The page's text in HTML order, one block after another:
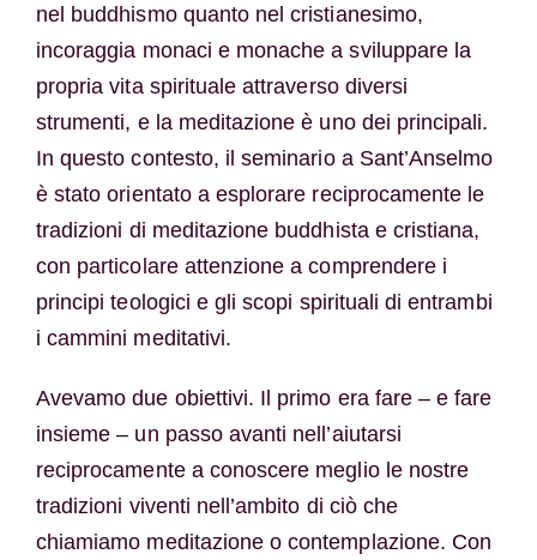
nel buddhismo quanto nel cristianesimo,
incoraggia monaci e monache a sviluppare la
propria vita spirituale attraverso diversi
strumenti, e la meditazione è uno dei principali.
In questo contesto, il seminario a Sant’Anselmo
è stato orientato a esplorare reciprocamente le
tradizioni di meditazione buddhista e cristiana,
con particolare attenzione a comprendere i
principi teologici e gli scopi spirituali di entrambi
i cammini meditativi.
Avevamo due obiettivi. Il primo era fare – e fare
insieme – un passo avanti nell’aiutarsi
reciprocamente a conoscere meglio le nostre
tradizioni viventi nell’ambito di ciò che
chiamiamo meditazione o contemplazione. Con